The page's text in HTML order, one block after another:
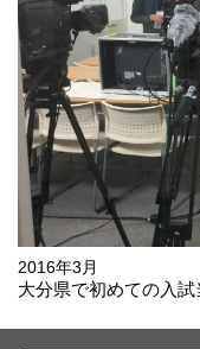
2016年3月
大分県で初めての入